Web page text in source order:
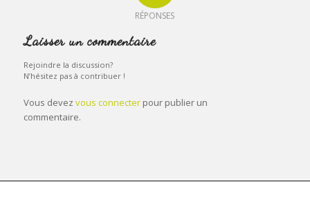
RÉPONSES
Laisser un commentaire
Rejoindre la discussion?
N’hésitez pas à contribuer !
Vous devez vous connecterpour publier un
commentaire.